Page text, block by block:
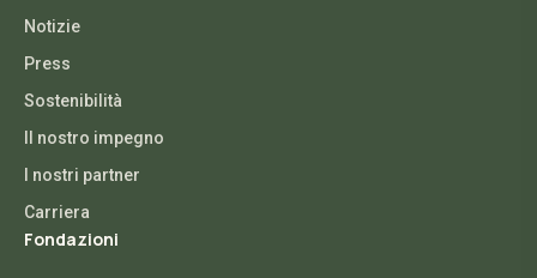
Notizie
Press
Sostenibilità
Il nostro impegno
I nostri partner
Carriera
Fondazioni